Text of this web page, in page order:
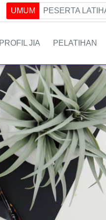
UMUM PESERTA
PROFIL JIA PELATIHAN